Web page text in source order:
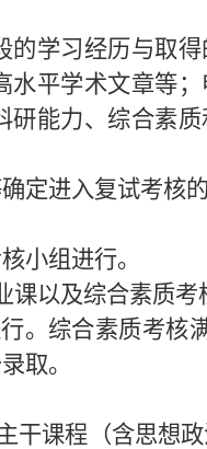
学习经历与取
平学术文章等
能力、综合素
定进入复试考核的
小组进行。
以及综合素质考
。综合素质考核
取。
干课程（含思想